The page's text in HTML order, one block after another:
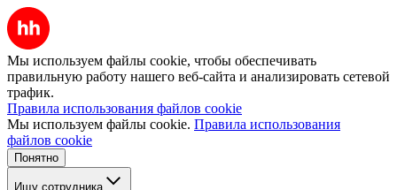
Мы используем файлы cookie, чтобы обеспечивать
правильную работу нашего веб-сайта и анализировать сетевой
трафик.
Правила использования файлов cookie
Мы используем файлы cookie. Правила использования
файлов cookie
Понятно
Ищу сотрудника